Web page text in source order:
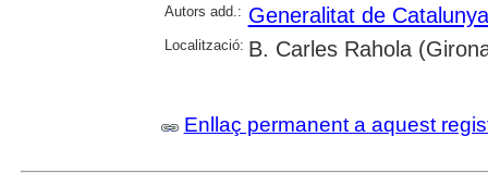
Autors add.: Generalitat de Catalunya
Localització: B. Carles Rahola
Enllaç permanent a aquest